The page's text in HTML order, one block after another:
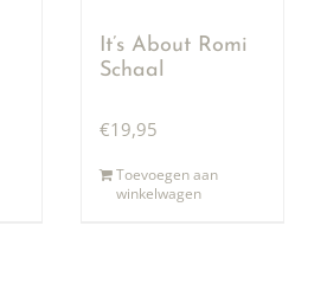
It’s About Romi
Schaal
€19,95
Toevoegen aan
winkelwagen